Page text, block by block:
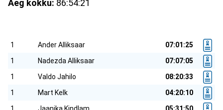
Aeg kokku: 86:54:21
1 Ander Alliksaar
07:01:25
1
Nadezda Alliksaar
07:07:05
1
Valdo Jahilo
08:20:33
1
Mart Kelk
04:20:10